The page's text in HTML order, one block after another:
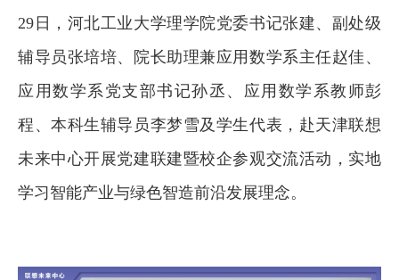
29日，河北工业大学理学院党委书记张建、副处级
辅导员张培培、院长助理兼应用数学系主任赵佳、
应用数学系党支部书记孙丞、应用数学系教师彭
程、本科生辅导员李梦雪及学生代表，赴天津联想
未来中心开展党建联建暨校企参观交流活动，实地
学习智能产业与绿色智造前沿发展理念。